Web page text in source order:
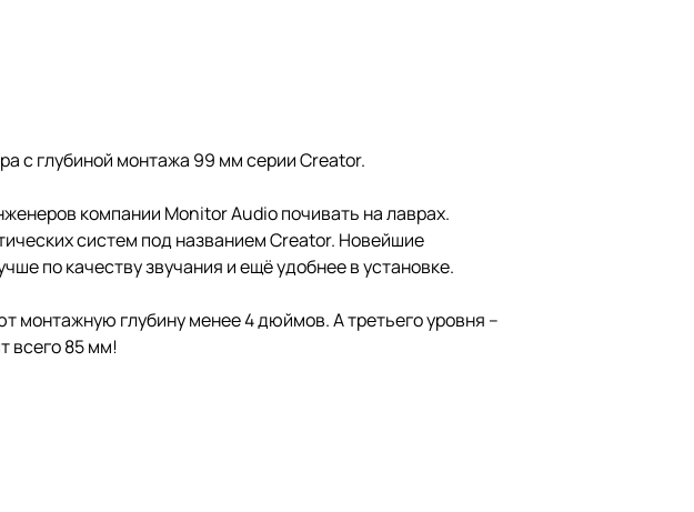
с глубиной монтажа 99 мм серии Creator.
компании Monitor Audio почивать на лаврах.
систем под названием Creator. Новейшие
по качеству звучания и ещё удобнее в установке.
монтажную глубину менее 4 дюймов. А третьего уровня –
всего 85 мм!